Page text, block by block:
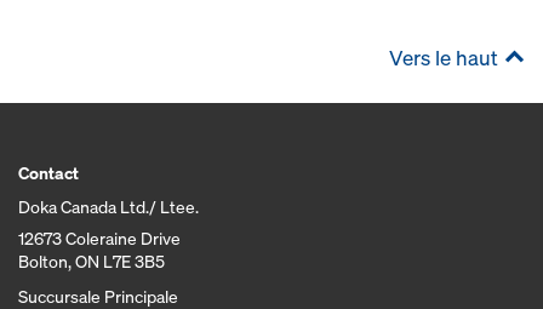
Vers le haut
Contact
Doka Canada Ltd./ Ltee.
12673 Coleraine Drive
Bolton, ON L7E 3B5
Succursale Principale